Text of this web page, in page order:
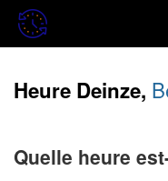
Heure Deinze,
Quelle heure